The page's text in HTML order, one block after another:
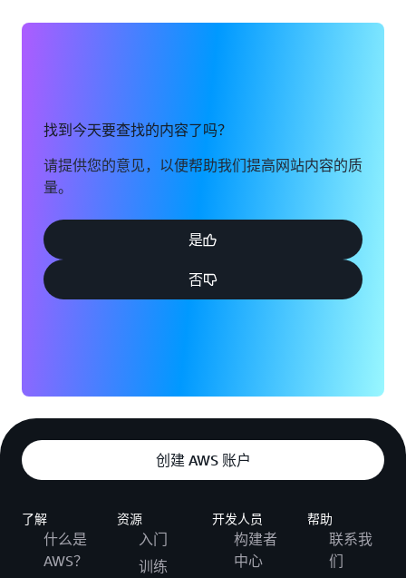
找到今天要查找的内容了吗？
请提供您的意见，以便帮助我们提高网站内容的质
量。
是
否
创建 AWS 账户
了解
什么是
AWS？
资源
入门
训练
开发人员
构建者
中心
帮助
联系我
们